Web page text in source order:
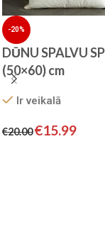
-20%
DŪNU SPALVU
(50×60) cm
Ir veikalā
€20.00€15.99